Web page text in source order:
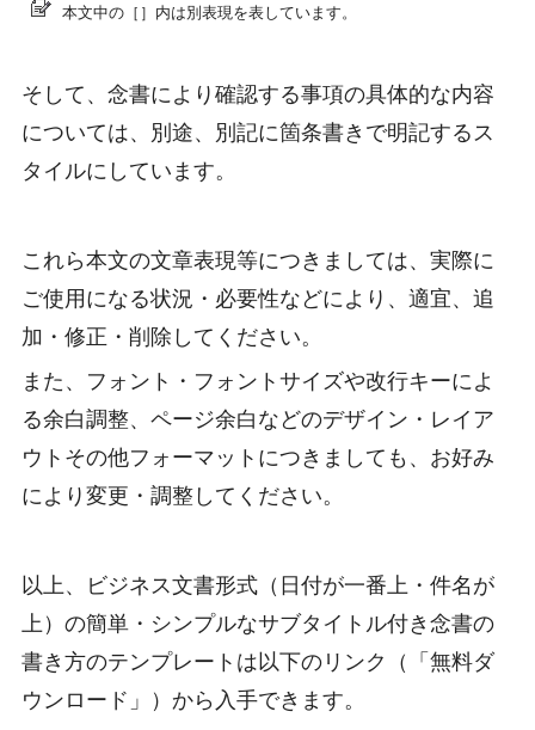
本文中の［］内は別表現を表しています。
そして、念書により確認する事項の具体的な内容
については、別途、別記に箇条書きで明記するス
タイルにしています。
これら本文の文章表現等につきましては、実際に
ご使用になる状況・必要性などにより、適宜、追
加・修正・削除してください。
また、フォント・フォントサイズや改行キーによ
る余白調整、ページ余白などのデザイン・レイア
ウトその他フォーマットにつきましても、お好み
により変更・調整してください。
以上、ビジネス文書形式（日付が一番上・件名が
上）の簡単・シンプルなサブタイトル付き念書の
書き方のテンプレートは以下のリンク（「無料ダ
ウンロード」）から入手できます。